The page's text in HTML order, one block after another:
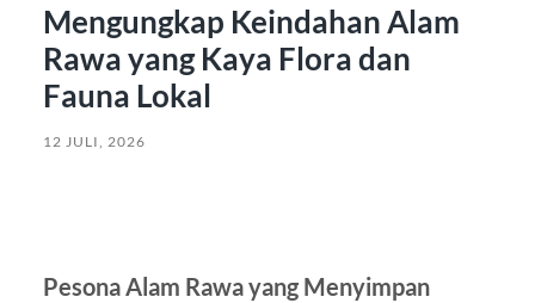
Mengungkap Keindahan Alam
Rawa yang Kaya Flora dan
Fauna Lokal
12 JULI, 2026
Pesona Alam Rawa yang Menyimpan